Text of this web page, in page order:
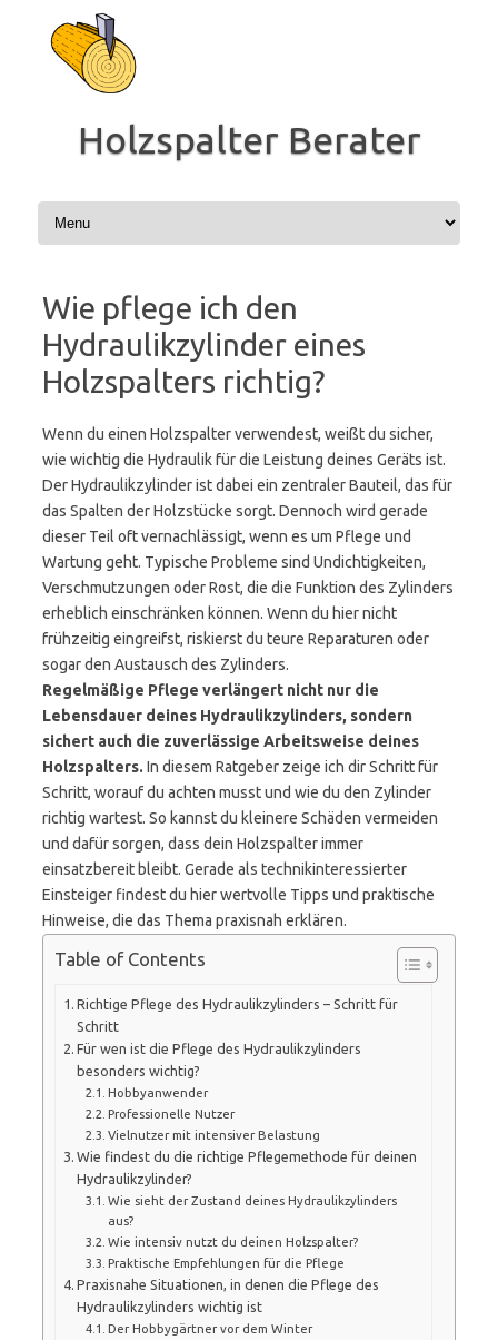
Inhalt
springen
Holzspalter Berater
Wie pflege ich den
Hydraulikzylinder eines
Holzspalters richtig?
Wenn du einen Holzspalter verwendest, weißt du sicher,
wie wichtig die Hydraulik für die Leistung deines Geräts ist.
Der Hydraulikzylinder ist dabei ein zentraler Bauteil, das für
das Spalten der Holzstücke sorgt. Dennoch wird gerade
dieser Teil oft vernachlässigt, wenn es um Pflege und
Wartung geht. Typische Probleme sind Undichtigkeiten,
Verschmutzungen oder Rost, die die Funktion des Zylinders
erheblich einschränken können. Wenn du hier nicht
frühzeitig eingreifst, riskierst du teure Reparaturen oder
sogar den Austausch des Zylinders.
Regelmäßige Pflege verlängert nicht nur die
Lebensdauer deines Hydraulikzylinders, sondern
sichert auch die zuverlässige Arbeitsweise deines
Holzspalters. In diesem Ratgeber zeige ich dir Schritt für
Schritt, worauf du achten musst und wie du den Zylinder
richtig wartest. So kannst du kleinere Schäden vermeiden
und dafür sorgen, dass dein Holzspalter immer
einsatzbereit bleibt. Gerade als technikinteressierter
Einsteiger findest du hier wertvolle Tipps und praktische
Hinweise, die das Thema praxisnah erklären.
Table of Contents
Richtige Pflege des Hydraulikzylinders – Schritt für
Schritt
Für wen ist die Pflege des Hydraulikzylinders
besonders wichtig?
Hobbyanwender
Professionelle Nutzer
Vielnutzer mit intensiver Belastung
Wie findest du die richtige Pflegemethode für deinen
Hydraulikzylinder?
Wie sieht der Zustand deines Hydraulikzylinders
aus?
Wie intensiv nutzt du deinen Holzspalter?
Praktische Empfehlungen für die Pflege
Praxisnahe Situationen, in denen die Pflege des
Hydraulikzylinders wichtig ist
Der Hobbygärtner vor dem Winter